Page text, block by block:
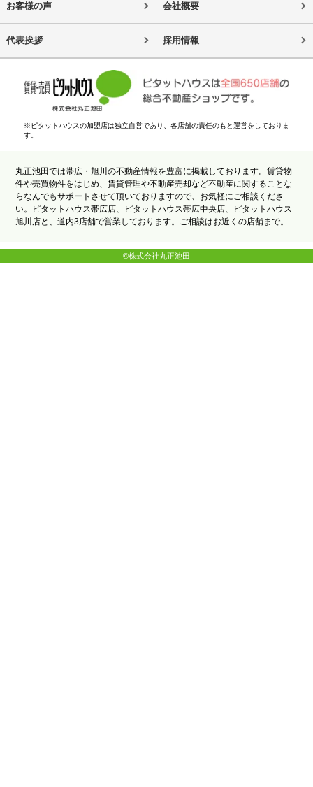
お客様の声 会社概要
代表挨拶 採用情報
※ピタットハウスの加盟店は独立自営であり、各店舗の責任のもと運営をしておりま
す。
丸正池田では帯広・旭川の不動産情報を豊富に掲載しております。賃貸物
件や売買物件をはじめ、賃貸管理や不動産売却など不動産に関することな
らなんでもサポートさせて頂いておりますので、お気軽にご相談くださ
い。ピタットハウス帯広店、ピタットハウス帯広中央店、ピタットハウス
旭川店と、道内3店舗で営業しております。ご相談はお近くの店舗まで。
©株式会社丸正池田